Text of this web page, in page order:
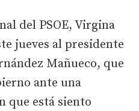
del PSOE, Virgina
jueves al presidente
Mañueco, que
ante una
que está siento